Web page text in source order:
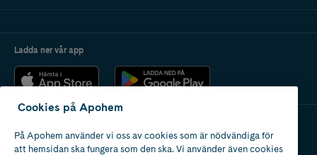
Ladda ner vår app
Apotek med tillstånd
av Läkemedelsverket
Cookies på Apohem
På Apohem använder vi oss av cookies som är nödvändiga för
att hemsidan ska fungera som den ska. Vi använder även cookies